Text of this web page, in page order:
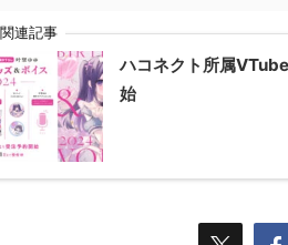
関連記事
ハコネクト所属
始